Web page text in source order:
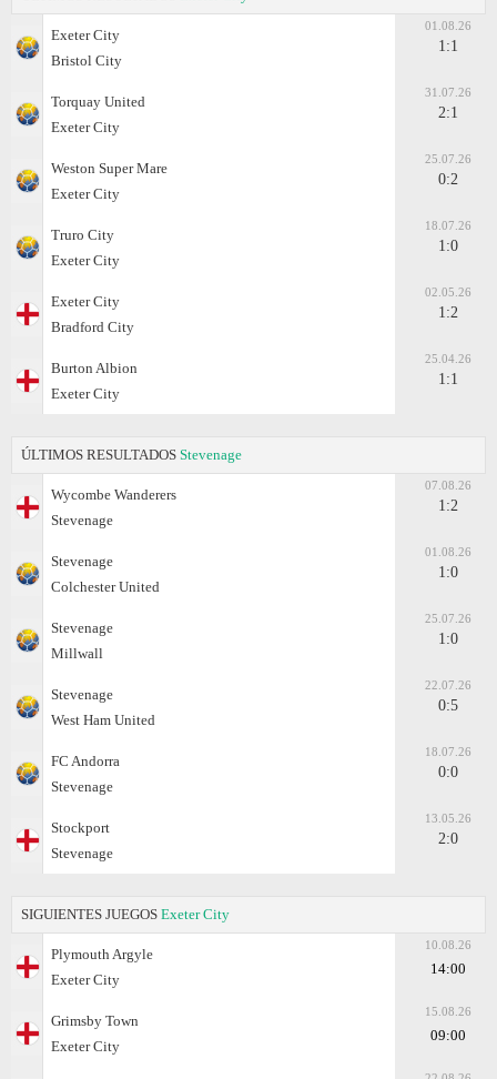
Exeter City
Bristol City
01.08.26
1:1
Torquay United
Exeter City
31.07.26
2:1
Weston Super Mare
Exeter City
25.07.26
0:2
Truro City
Exeter City
18.07.26
1:0
Exeter City
Bradford City
02.05.26
1:2
Burton Albion
Exeter City
25.04.26
1:1
ÚLTIMOS RESULTADOS Stevenage
Wycombe Wanderers
Stevenage
07.08.26
1:2
Stevenage
Colchester United
01.08.26
1:0
Stevenage
Millwall
25.07.26
1:0
Stevenage
West Ham United
22.07.26
0:5
FC Andorra
Stevenage
18.07.26
0:0
Stockport
Stevenage
13.05.26
2:0
SIGUIENTES JUEGOS Exeter City
Plymouth Argyle
Exeter City
10.08.26
14:00
Grimsby Town
Exeter City
15.08.26
09:00